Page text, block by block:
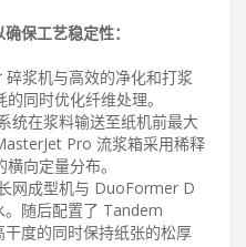
保工艺稳定性：
浆机与高效的净化和打浆
同时优化纤维处理。
统在浆料输送至纸机前最大
Pro 流浆箱采用稀释
向定量分布。
网成型机与 DuoFormer D
随后配置了 Tandem
度的同时保持纸张的松厚